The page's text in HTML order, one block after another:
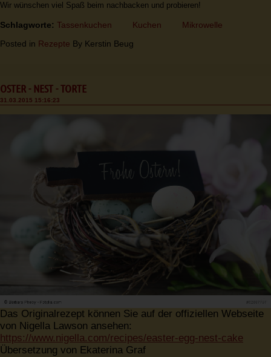
Wir wünschen viel Spaß beim nachbacken und probieren!
Schlagworte: Tassenkuchen Kuchen
Mikrowelle
Posted in Rezepte By Kerstin Beug
OSTER - NEST - TORTE
31.03.2015 15:16:23
Das Originalrezept können Sie auf der offiziellen Webseite
von Nigella Lawson ansehen:
https://www.nigella.com/recipes/easter-egg-nest-cake
Übersetzung von Ekaterina Graf